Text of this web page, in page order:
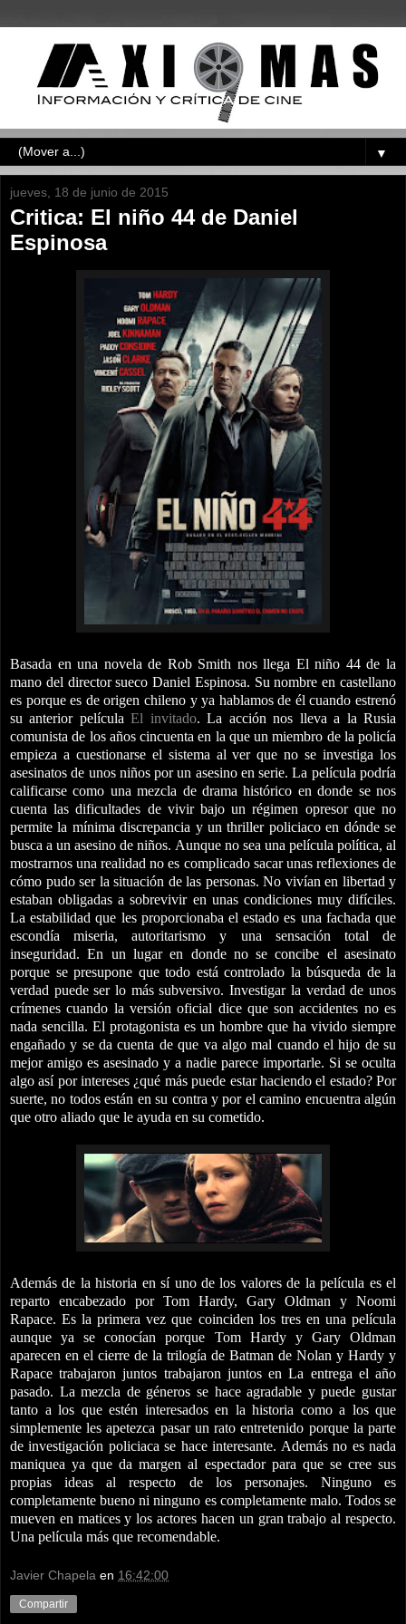
▼
jueves, 18 de junio de 2015
Critica: El niño 44 de Daniel
Espinosa
Basada en una novela de Rob Smith nos llega El niño 44 de la
mano del director sueco Daniel Espinosa. Su nombre en castellano
es porque es de origen chileno y ya hablamos de él cuando estrenó
su anterior películaEl invitado. La acción nos lleva a la Rusia
comunista de los años cincuenta en la que un miembro de la policía
empieza a cuestionarse el sistema al ver que no se investiga los
asesinatos de unos niños por un asesino en serie. La película podría
calificarse como una mezcla de drama histórico en donde se nos
cuenta las dificultades de vivir bajo un régimen opresor que no
permite la mínima discrepancia y un thriller policiaco en dónde se
busca a un asesino de niños. Aunque no sea una película política, al
mostrarnos una realidad no es complicado sacar unas reflexiones de
cómo pudo ser la situación de las personas. No vivían en libertad y
estaban obligadas a sobrevivir en unas condiciones muy difíciles.
La estabilidad que les proporcionaba el estado es una fachada que
escondía miseria, autoritarismo y una sensación total de
inseguridad. En un lugar en donde no se concibe el asesinato
porque se presupone que todo está controlado la búsqueda de la
verdad puede ser lo más subversivo. Investigar la verdad de unos
crímenes cuando la versión oficial dice que son accidentes no es
nada sencilla. El protagonista es un hombre que ha vivido siempre
engañado y se da cuenta de que va algo mal cuando el hijo de su
mejor amigo es asesinado y a nadie parece importarle. Si se oculta
algo así por intereses ¿qué más puede estar haciendo el estado? Por
suerte, no todos están en su contra y por el camino encuentra algún
que otro aliado que le ayuda en su cometido.
Además de la historia en sí uno de los valores de la película es el
reparto encabezado por Tom Hardy, Gary Oldman y Noomi
Rapace. Es la primera vez que coinciden los tres en una película
aunque ya se conocían porque Tom Hardy y Gary Oldman
aparecen en el cierre de la trilogía de Batman de Nolan y Hardy y
Rapace trabajaron juntos trabajaron juntos en La entrega el año
pasado. La mezcla de géneros se hace agradable y puede gustar
tanto a los que estén interesados en la historia como a los que
simplemente les apetezca pasar un rato entretenido porque la parte
de investigación policiaca se hace interesante. Además no es nada
maniquea ya que da margen al espectador para que se cree sus
propias ideas al respecto de los personajes. Ninguno es
completamente bueno ni ninguno es completamente malo. Todos se
mueven en matices y los actores hacen un gran trabajo al respecto.
Una película más que recomendable.
Javier Chapela en 16:42:00
Compartir